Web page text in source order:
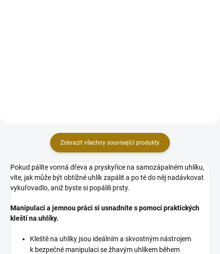
Zobrazit všechny související produkty
Pokud pálíte vonná dřeva a pryskyřice na samozápalném uhlíku,
víte, jak může být obtížné uhlík zapálit a po té do něj nadávkovat
vykuřovadlo, aniž byste si popálili prsty.
Manipulaci a jemnou práci si usnadníte s pomocí praktických
kleští na uhlíky.
Kleště na uhlíky jsou ideálním a skvostným nástrojem
k bezpečné manipulaci se žhavým uhlíkem během